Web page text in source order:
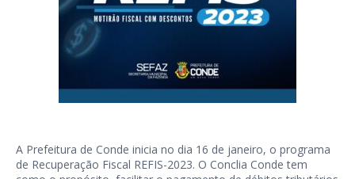
A Prefeitura de Conde inicia no dia 16 de janeiro, o programa
de Recuperação Fiscal REFIS-2023. O Conclia Conde tem